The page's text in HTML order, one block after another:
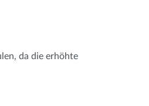
da die erhöhte